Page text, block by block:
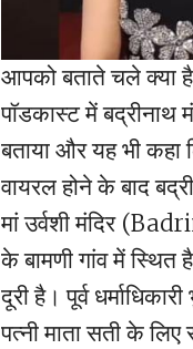
आपको बताते चले क्या है
पॉडकास्ट में बद्रीनाथ
बताया और यह भी
वायरल होने के बाद
मां उर्वशी मंदिर
के बामणी गांव में स्थित
दूरी है। पूर्व
पत्नी माता सती के लिए